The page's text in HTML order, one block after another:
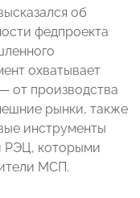
об
федпроекта
охватывает
от производства
рынки, также
инструменты
РЭЦ, которыми
МСП.